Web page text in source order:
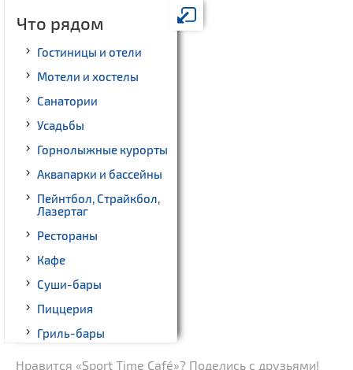
Что рядом
Гостиницы и отели
Мотели и хостелы
Санатории
Усадьбы
Горнолыжные курорты
Аквапарки и бассейны
Пейнтбол, Страйкбол,
Лазертаг
Рестораны
Кафе
Суши-бары
Пиццерия
Гриль-бары
Нравится «Sport Time Café»? Поделись с друзьями!